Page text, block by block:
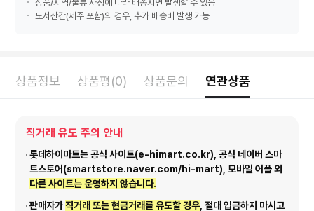
상품/지역/물류 사정에 따라 배송지연 발생할 수 있음
도서산간(제주 포함)의 경우, 추가 배송비 발생 가능
상품정보 상품평(0) 상품문의 연관상품
직거래 유도 주의 안내
롯데하이마트는 공식 사이트(e-himart.co.kr), 공식 네이버 스마
트스토어(smartstore.naver.com/hi-mart), 모바일 어플 외
다른 사이트는 운영하지 않습니다.
판매자가직거래 또는 현금거래를 유도할 경우 , 절대 입금하지 마시고